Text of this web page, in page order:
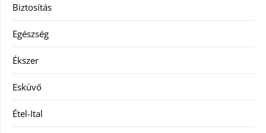
Biztosítás
Egészség
Ékszer
Esküvő
Étel-Ital